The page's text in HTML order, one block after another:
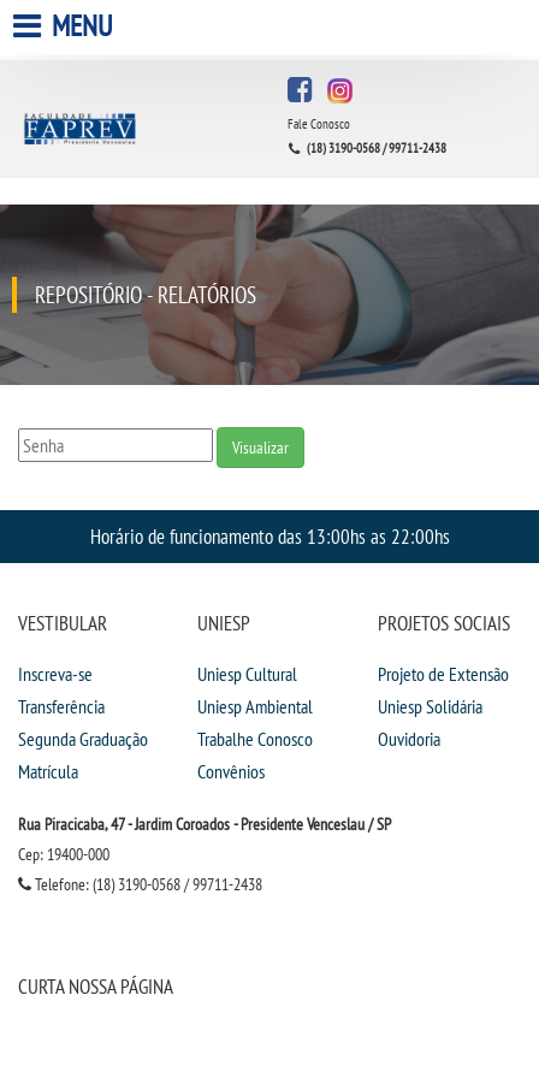
A FACULDADE
A UNIESP S.A.
QUEM SOMOS
INFRAESTRUTURA
CPSA
CURSOS
BACHARELADOS
TECNOLÓGICOS
MENU
Fale Conosco
(18) 3190-0568 / 99711-2438
REPOSITÓRIO - RELATÓRIOS
Visualizar
Horário de funcionamento das 13:00hs as 22:00hs
VESTIBULAR
Inscreva-se
Transferência
Segunda Graduação
Matrícula
UNIESP
Uniesp Cultural
Uniesp Ambiental
Trabalhe Conosco
Convênios
PROJETOS SOCIAIS
Projeto de Extensão
Uniesp Solidária
Ouvidoria
Rua Piracicaba, 47 - Jardim Coroados - Presidente Venceslau / SP
Cep: 19400-000
Telefone: (18) 3190-0568 / 99711-2438
CURTA NOSSA PÁGINA